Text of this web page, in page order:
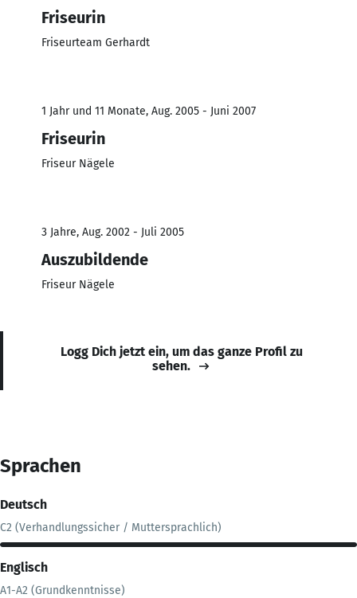
Friseurin
Friseurteam Gerhardt
1 Jahr und 11 Monate, Aug. 2005 - Juni 2007
Friseurin
Friseur Nägele
3 Jahre, Aug. 2002 - Juli 2005
Auszubildende
Friseur Nägele
Logg Dich jetzt ein, um das ganze Profil zu
sehen.
Sprachen
Deutsch
C2 (Verhandlungssicher / Muttersprachlich)
Englisch
A1-A2 (Grundkenntnisse)